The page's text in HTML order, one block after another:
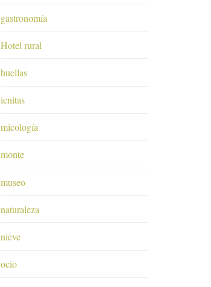
gastronomía
Hotel rural
huellas
icnitas
micología
monte
museo
naturaleza
nieve
ocio